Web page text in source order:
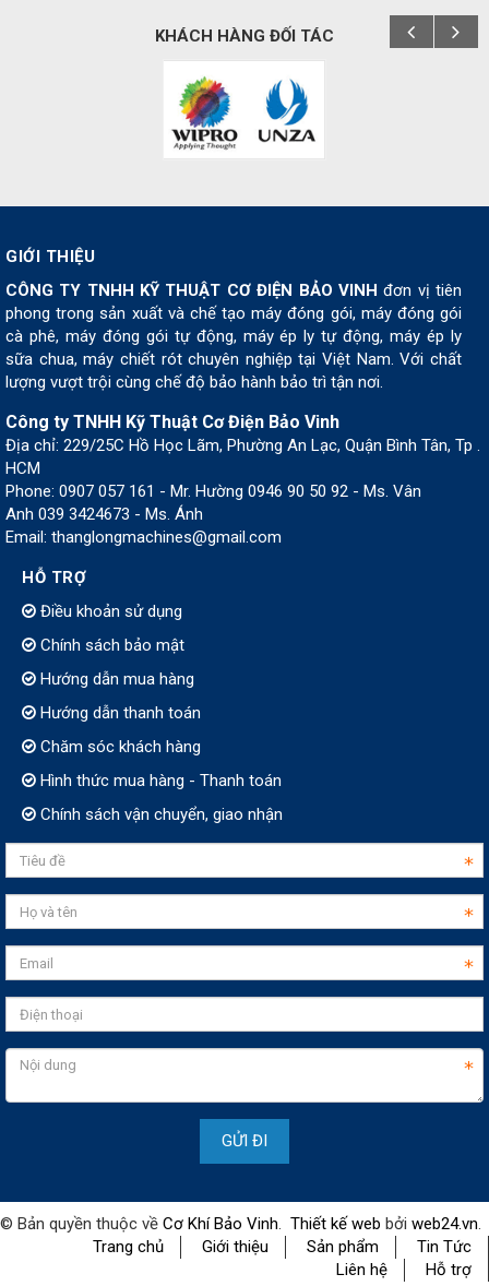
KHÁCH HÀNG ĐỐI TÁC
GIỚI THIỆU
CÔNG TY TNHH KỸ THUẬT CƠ ĐIỆN BẢO VINH đơn vị tiên
phong trong sản xuất và chế tạo máy đóng gói, máy đóng gói
cà phê, máy đóng gói tự động, máy ép ly tự động, máy ép ly
sữa chua, máy chiết rót chuyên nghiệp tại Việt Nam. Với chất
lượng vượt trội cùng chế độ bảo hành bảo trì tận nơi.
Công ty TNHH Kỹ Thuật Cơ Điện Bảo Vinh
Địa chỉ: 229/25C Hồ Học Lãm, Phường An Lạc, Quận Bình Tân, Tp .
HCM
Phone: 0907 057 161 - Mr. Hường 0946 90 50 92 - Ms. Vân
Anh 039 3424673 - Ms. Ánh
Email: thanglongmachines@gmail.com
HỖ TRỢ
Điều khoản sử dụng
Chính sách bảo mật
Hướng dẫn mua hàng
Hướng dẫn thanh toán
Chăm sóc khách hàng
Hình thức mua hàng - Thanh toán
Chính sách vận chuyển, giao nhận
© Bản quyền thuộc về Cơ Khí Bảo Vinh. Thiết kế web bởi web24.vn.
Trang chủ
Giới thiệu Sản phẩm
Tin Tức
Liên hệ
Hỗ trợ